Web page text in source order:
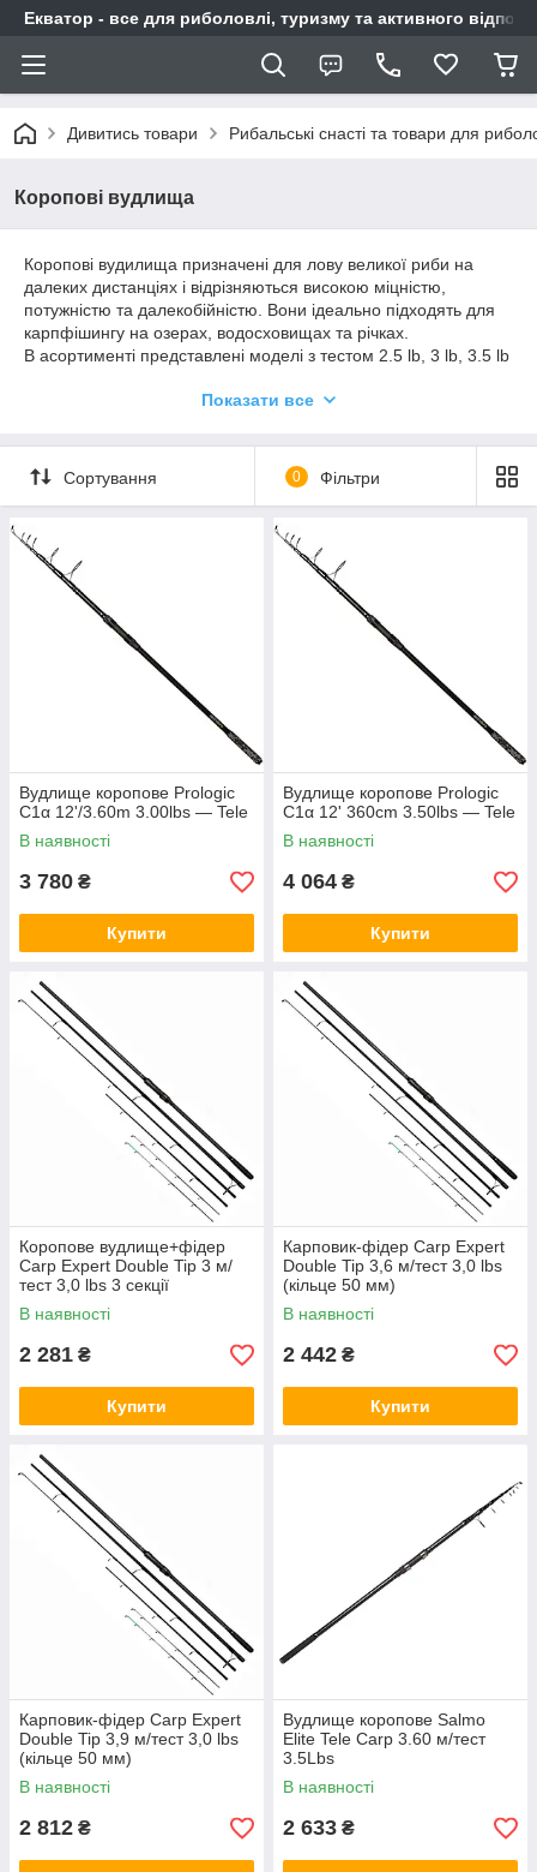
Екватор - все для риболовлі, туризму та активного
Дивитись товари Рибальські снасті та товари для
Коропові вудлища
Коропові вудилища призначені для лову великої риби на
далеких дистанціях і відрізняються високою міцністю,
потужністю та далекобійністю. Вони ідеально підходять для
карпфішингу на озерах, водосховищах та річках.
В асортименті представлені моделі з тестом 2.5 lb, 3 lb, 3.5 lb
та вагу оснастки. Сучасні матеріали, такі як карбон та
Коропові вудилища оснащуються зручними рукоятями,
посиленими кільцями і мають оптимальний лад для далекого
закидання та впевненого виведення великого коропа.
коропові за доступними цінами з швидкою доставкою по всій
Україні. Широкий вибір моделей підійде як початківцям, так і
досвідченим рибалкам.
Показати все
Сортування 0 Фільтри
Вудлище коропове Prologic
C1α 12'/3.60m 3.00lbs — Tele
В наявності
3 780 ₴
Купити
Вудлище коропове Prologic
C1α 12' 360cm 3.50lbs — Tele
В наявності
4 064 ₴
Купити
Коропове вудлище+фідер
Carp Expert Double Tip 3 м/
тест 3,0 lbs 3 секції
В наявності
2 281 ₴
Купити
Карповик-фідер Carp Expert
Double Tip 3,6 м/тест 3,0 lbs
(кільце 50 мм)
В наявності
2 442 ₴
Купити
Карповик-фідер Carp Expert
Double Tip 3,9 м/тест 3,0 lbs
(кільце 50 мм)
В наявності
2 812 ₴
Вудлище коропове Salmo
Elite Tele Carp 3.60 м/тест
3.5Lbs
В наявності
2 633 ₴